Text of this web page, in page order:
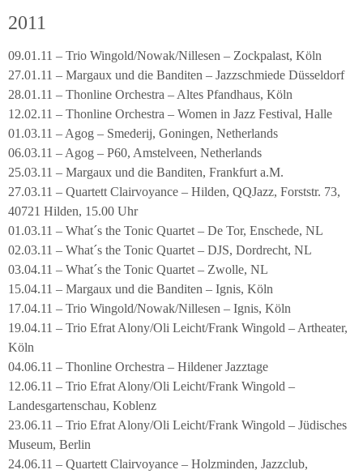
2011
09.01.11 – Trio Wingold/Nowak/Nillesen – Zockpalast, Köln
27.01.11 – Margaux und die Banditen – Jazzschmiede Düsseldorf
28.01.11 – Thonline Orchestra – Altes Pfandhaus, Köln
12.02.11 – Thonline Orchestra – Women in Jazz Festival, Halle
01.03.11 – Agog – Smederij, Goningen, Netherlands
06.03.11 – Agog – P60, Amstelveen, Netherlands
25.03.11 – Margaux und die Banditen, Frankfurt a.M.
27.03.11 – Quartett Clairvoyance – Hilden, QQJazz, Forststr. 73,
40721 Hilden, 15.00 Uhr
01.03.11 – What´s the Tonic Quartet – De Tor, Enschede, NL
02.03.11 – What´s the Tonic Quartet – DJS, Dordrecht, NL
03.04.11 – What´s the Tonic Quartet – Zwolle, NL
15.04.11 – Margaux und die Banditen – Ignis, Köln
17.04.11 – Trio Wingold/Nowak/Nillesen – Ignis, Köln
19.04.11 – Trio Efrat Alony/Oli Leicht/Frank Wingold – Artheater,
Köln
04.06.11 – Thonline Orchestra – Hildener Jazztage
12.06.11 – Trio Efrat Alony/Oli Leicht/Frank Wingold –
Landesgartenschau, Koblenz
23.06.11 – Trio Efrat Alony/Oli Leicht/Frank Wingold – Jüdisches
Museum, Berlin
24.06.11 – Quartett Clairvoyance – Holzminden, Jazzclub,